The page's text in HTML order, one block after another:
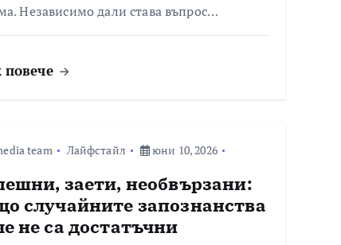
Независимо дали става въпрос…
team Лайфстайл юни 10, 2026
заети, необвързани:
случайните запознанства
не са достатъчни